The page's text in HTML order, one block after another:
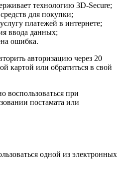
технологию 3D-Secure;
для покупки;
платежей в интернете;
ввода данных;
ошибка.
авторизацию через 20
картой или обратиться в свой
воспользоваться при
постамата или
одной из электронных